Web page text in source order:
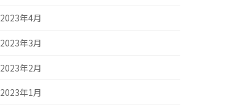
2023年4月
2023年3月
2023年2月
2023年1月